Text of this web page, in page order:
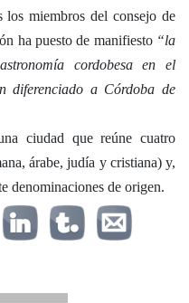
los miembros del consejo de
ha puesto de manifiesto “la
cordobesa en el
diferenciado a Córdoba de
ciudad que reúne cuatro
árabe, judía y cristiana) y,
denominaciones de origen.